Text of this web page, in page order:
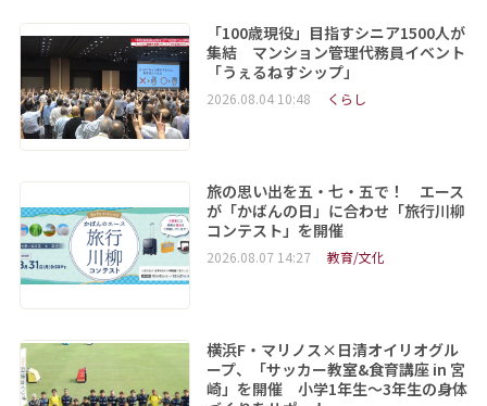
「100歳現役」目指すシニア1500人が
集結 マンション管理代務員イベント
「うぇるねすシップ」
2026.08.04 10:48 くらし
旅の思い出を五・七・五で！ エース
が「かばんの日」に合わせ「旅行川柳
コンテスト」を開催
2026.08.07 14:27 教育/文化
横浜F・マリノス×日清オイリオグル
ープ、「サッカー教室&食育講座 in 宮
崎」を開催 小学1年生～3年生の身体